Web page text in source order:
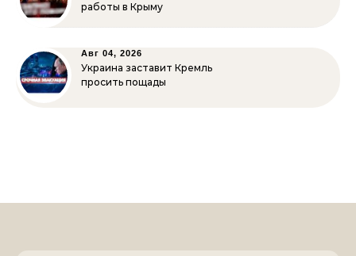
работы в Крыму
Авг 04, 2026
Украина заставит Кремль
просить пощады